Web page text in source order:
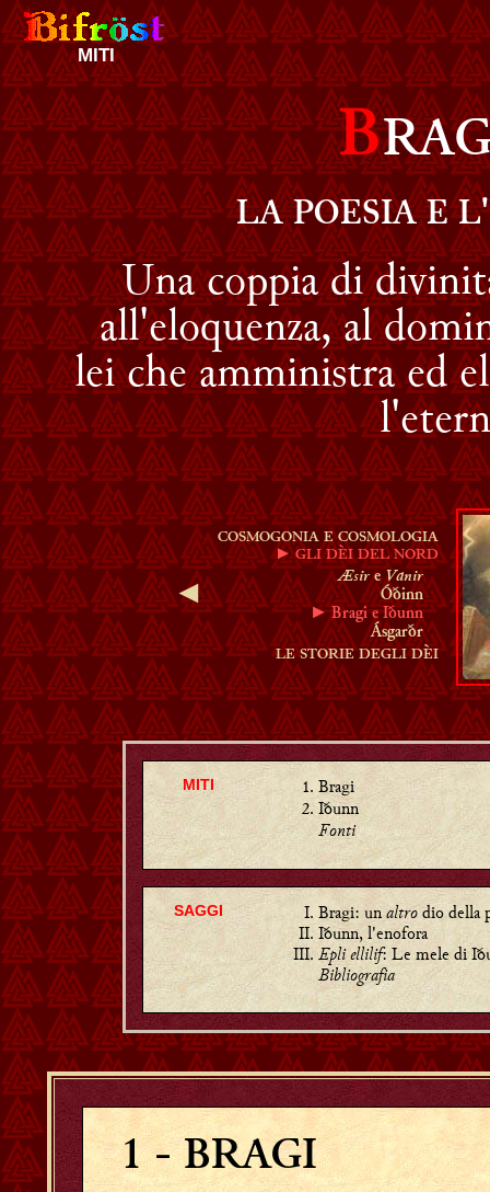
MITI
B
LA POESIA E
Una coppia di
all'eloquenza, al
lei che amministra ed
◄
COSMOGONIA E COSMOLOGIA
► GLI DÈI DEL NORD
Æsire Vanir
Óðinn
► Bragi e Iðunn
Ásgarðr
LE STORIE DEGLI DÈI
MITI
Bragi
Iðunn
Fonti
SAGGI Bragi: unaltrodio della
Iðunn, l'enofora
Epli ellilif: Le mele di
Bibliografia
1- BRAGI